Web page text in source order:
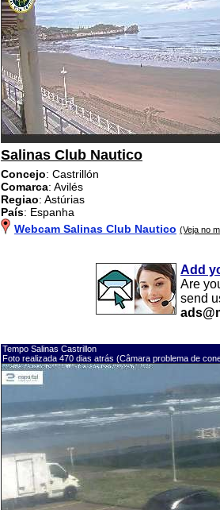
Salinas Club Nautico
Concejo: Castrillón
Comarca: Avilés
Regiao: Astúrias
País: Espanha
Webcam Salinas Club Nautico (Veja no
Add
Are
send
Tempo Salinas Castrillon
Foto realizada 470 dias atrás (Câmara problema de